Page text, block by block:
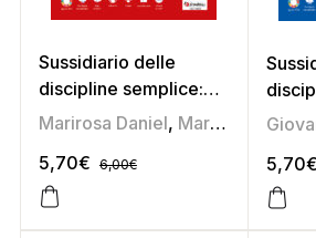
Sussidiario delle
discipline semplice:
Se provo riesco 4
Marirosa Daniel, Marisa Sasso
5,70€ 6,00€
Se
5,70€